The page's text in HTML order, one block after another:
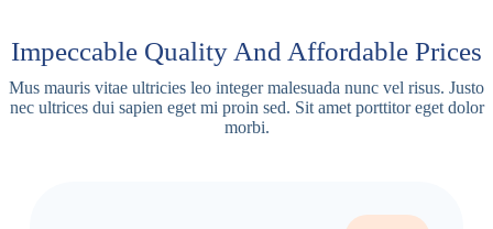
Impeccable Quality And Affordable Prices
Mus mauris vitae ultricies leo integer malesuada nunc vel risus. Justo
nec ultrices dui sapien eget mi proin sed. Sit amet porttitor eget dolor
morbi.